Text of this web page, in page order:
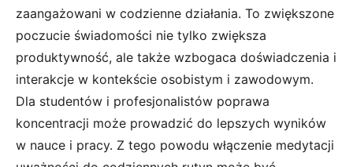
zaangażowani w codzienne działania. To zwiększone
poczucie świadomości nie tylko zwiększa
produktywność, ale także wzbogaca doświadczenia i
interakcje w kontekście osobistym i zawodowym.
Dla studentów i profesjonalistów poprawa
koncentracji może prowadzić do lepszych wyników
w nauce i pracy. Z tego powodu włączenie medytacji